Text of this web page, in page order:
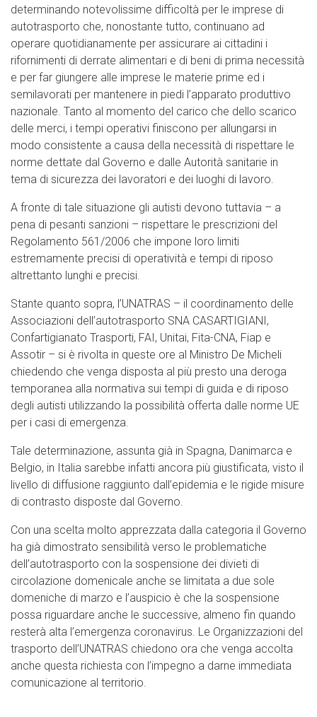
determinando notevolissime difficoltà per le imprese di
autotrasporto che, nonostante tutto, continuano ad
operare quotidianamente per assicurare ai cittadini i
rifornimenti di derrate alimentari e di beni di prima necessità
e per far giungere alle imprese le materie prime ed i
semilavorati per mantenere in piedi l’apparato produttivo
nazionale. Tanto al momento del carico che dello scarico
delle merci, i tempi operativi finiscono per allungarsi in
modo consistente a causa della necessità di rispettare le
norme dettate dal Governo e dalle Autorità sanitarie in
tema di sicurezza dei lavoratori e dei luoghi di lavoro.
A fronte di tale situazione gli autisti devono tuttavia – a
pena di pesanti sanzioni – rispettare le prescrizioni del
Regolamento 561/2006 che impone loro limiti
estremamente precisi di operatività e tempi di riposo
altrettanto lunghi e precisi.
Stante quanto sopra, l’UNATRAS – il coordinamento delle
Associazioni dell’autotrasporto SNA CASARTIGIANI,
Confartigianato Trasporti, FAI, Unitai, Fita-CNA, Fiap e
Assotir – si è rivolta in queste ore al Ministro De Micheli
chiedendo che venga disposta al più presto una deroga
temporanea alla normativa sui tempi di guida e di riposo
degli autisti utilizzando la possibilità offerta dalle norme UE
per i casi di emergenza.
Tale determinazione, assunta già in Spagna, Danimarca e
Belgio, in Italia sarebbe infatti ancora più giustificata, visto il
livello di diffusione raggiunto dall’epidemia e le rigide misure
di contrasto disposte dal Governo.
Con una scelta molto apprezzata dalla categoria il Governo
ha già dimostrato sensibilità verso le problematiche
dell’autotrasporto con la sospensione dei divieti di
circolazione domenicale anche se limitata a due sole
domeniche di marzo e l’auspicio è che la sospensione
possa riguardare anche le successive, almeno fin quando
resterà alta l’emergenza coronavirus. Le Organizzazioni del
trasporto dell’UNATRAS chiedono ora che venga accolta
anche questa richiesta con l’impegno a darne immediata
comunicazione al territorio.